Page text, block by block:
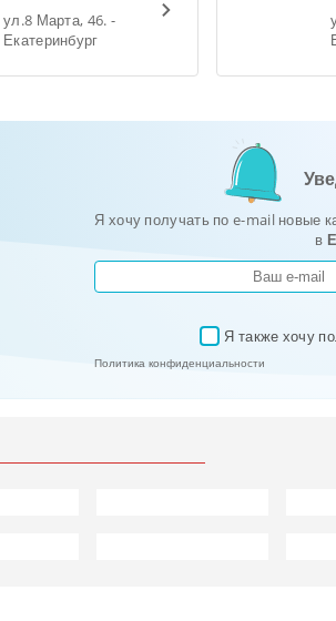
ул.8 Марта, 46. -
Екатеринбург
Я хочу получать по e-mail новые
в
Я также хочу
Политика конфиденциальности